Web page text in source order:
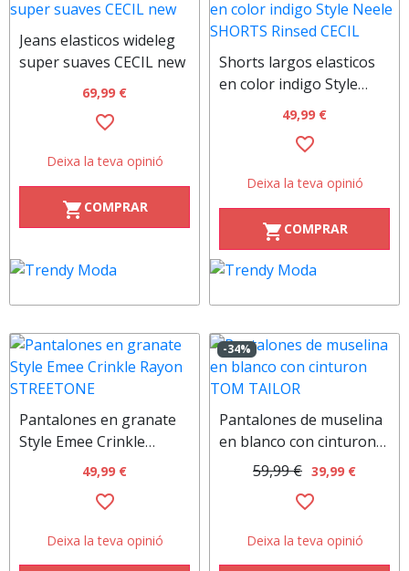
Jeans elasticos wideleg
super suaves CECIL new
69,99 €
favorite_border
Deixa la teva opinió
shopping_cart COMPRAR
Shorts largos elasticos
en color indigo Style
Neele SHORTS Rinsed
49,99 €
favorite_border
Deixa la teva opinió
shopping_cart COMPRAR
Pantalones en granate
Style Emee Crinkle
Rayon STREETONE
49,99 €
favorite_border
Deixa la teva opinió
Pantalones de muselina
en blanco con cinturon
TOM TAILOR
-34%
59,99 € 39,99 €
favorite_border
Deixa la teva opinió